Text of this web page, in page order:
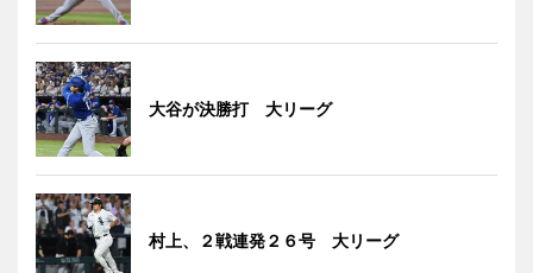
大谷が決勝打 大リーグ
村上、２戦連発２６号 大リーグ